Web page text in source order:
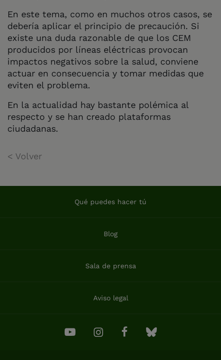
En este tema, como en muchos otros casos, se
debería aplicar el principio de precaución. Si
existe una duda razonable de que los CEM
producidos por líneas eléctricas provocan
impactos negativos sobre la salud, conviene
actuar en consecuencia y tomar medidas que
eviten el problema.
En la actualidad hay bastante polémica al
respecto y se han creado plataformas
ciudadanas.
< Volver
Qué puedes hacer tú
Blog
Sala de prensa
Aviso legal